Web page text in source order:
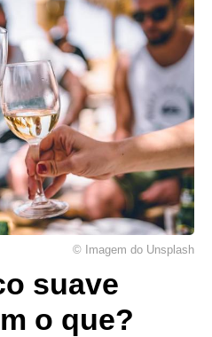
© Imagem do Unsplash
suave
o que?